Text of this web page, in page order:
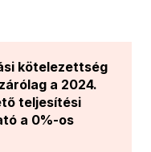
kötelezettség
a 2024.
teljesítési
a 0%-os